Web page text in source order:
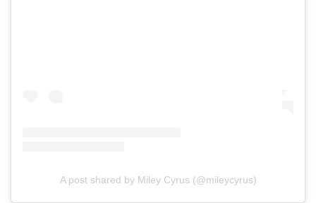
A post shared by Miley Cyrus (@mileycyrus)